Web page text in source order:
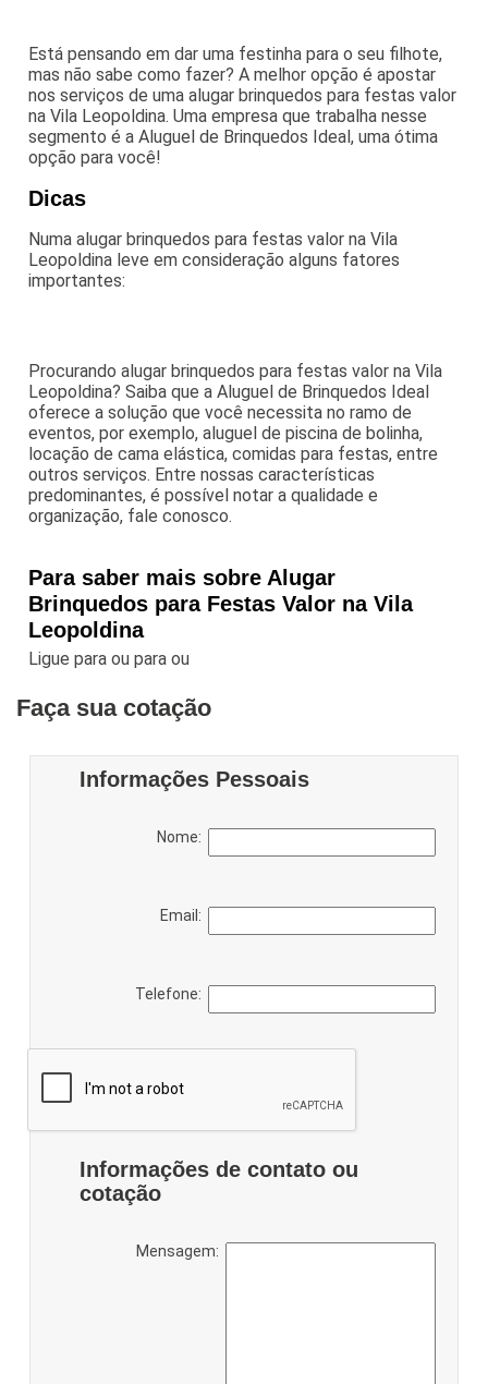
Está pensando em dar uma festinha para o seu filhote,
mas não sabe como fazer? A melhor opção é apostar
nos serviços de uma alugar brinquedos para festas valor
na Vila Leopoldina. Uma empresa que trabalha nesse
segmento é a Aluguel de Brinquedos Ideal, uma ótima
opção para você!
Dicas
Numa alugar brinquedos para festas valor na Vila
Leopoldina leve em consideração alguns fatores
importantes:
Procurando alugar brinquedos para festas valor na Vila
Leopoldina? Saiba que a Aluguel de Brinquedos Ideal
oferece a solução que você necessita no ramo de
eventos, por exemplo, aluguel de piscina de bolinha,
locação de cama elástica, comidas para festas, entre
outros serviços. Entre nossas características
predominantes, é possível notar a qualidade e
organização, fale conosco.
Para saber mais sobre Alugar
Brinquedos para Festas Valor na Vila
Leopoldina
Ligue paraou paraou
Faça sua cotação
Informações Pessoais
Nome:
Email:
Telefone:
Informações de contato ou
cotação
Mensagem: